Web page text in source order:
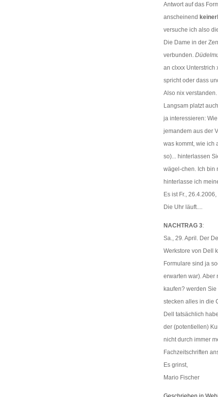
Antwort auf das
anscheinend
versuche ich also
Die Dame in der
verbunden.
an clxxx Unterstrich
spricht oder dass
Also nix
Langsam platzt
ja interessieren:
jemandem aus der
was kommt, wie ich
so)... hinterlassen
wägel-chen. Ich bin
hinterlasse ich
Es ist Fr.,
Die Uhr läuft....
NACHTRAG 3:
Sa., 29. April. Der
Werkstore von Dell
Formulare sind ja
erwarten war). Aber
kaufen? werden
stecken alles in die
Dell tatsächlich
der (potentiellen)
nicht durch immer
Fachzeitschriften
Es grinst,
Mario Fischer